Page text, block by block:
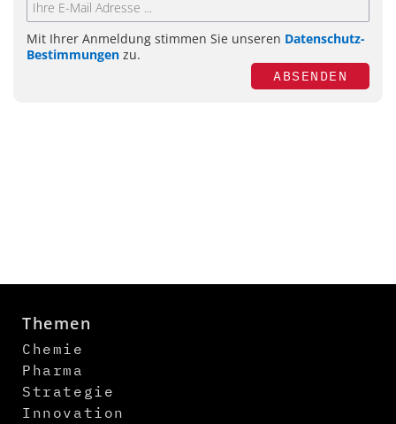
Mit Ihrer Anmeldung stimmen Sie unseren Datenschutz-
Bestimmungen zu.
ABSENDEN
Themen
Chemie
Pharma
Strategie
Innovation